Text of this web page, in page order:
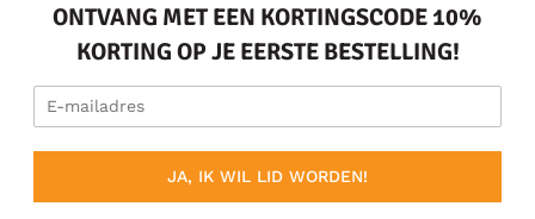
ONTVANG MET EEN KORTINGSCODE 10%
KORTING OP JE EERSTE BESTELLING!
JA, IK WIL LID WORDEN!